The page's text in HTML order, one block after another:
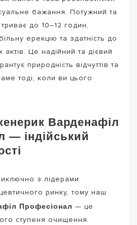
бажання. Потужний та
до 10–12 годин,
ерекцію та здатність до
актів. Це надійний та дієвий
природність відчуттів та
тоді, коли ви цього
Варденафіл
— індійський
з лідерами
ринку, тому наш
Професіонал — це
ступеня очищення